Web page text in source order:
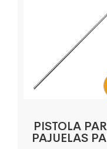
PISTOLA
PAJUELAS